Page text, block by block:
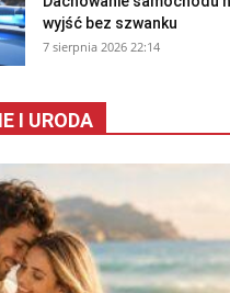
wyjść bez szwanku
7 sierpnia 2026 22:14
I URODA